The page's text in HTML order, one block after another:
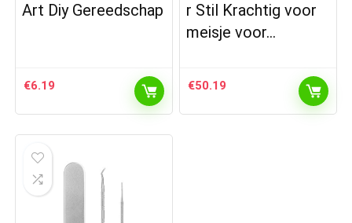
Art Diy Gereedschap
€6.19
r Stil Krachtig voor
meisje voor…
€50.19